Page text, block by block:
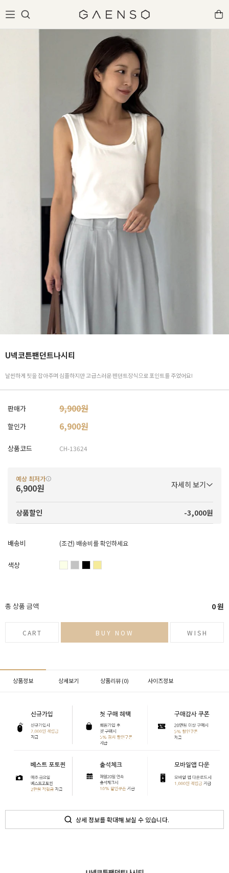
U넥코튼팬던트나시티
날씬하게 핏을 잡아주며 심플하지만 고급스러운 펜던트장식으로 포인트를 주었어요!
판매가 9,900원
할인가 6,900원
상품코드 CH-13624
예상 최저가
6,900원 자세히 보기
상품할인 -3,000원
배송비 (조건) 배송비를 확인하세요
색상
총 상품 금액 0원
CART BUY NOW WISH
상품정보 상세보기 상품리뷰 (0) 사이즈정보
상세 정보를 확대해 보실 수 있습니다.